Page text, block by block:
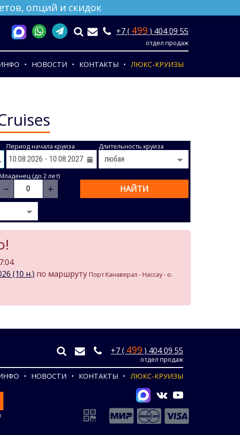
опций и скидок
+7 ( 499 ) 404 09 55
отдел продаж
НОВОСТИ КОНТАКТЫ ЛЮКС-КРУИЗЫ
Период начала круиза Длительность круиза
(до 2 лет)
− + НАЙТИ
(10 н.) по маршруту Порт Канаверал - Нассау - о.
+7 ( 499 ) 404 09 55
отдел продаж
НОВОСТИ КОНТАКТЫ ЛЮКС-КРУИЗЫ